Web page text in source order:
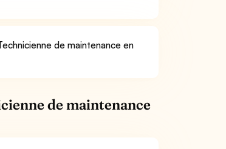
de maintenance en
de maintenance